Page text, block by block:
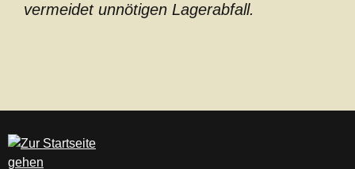
vermeidet unnötigen Lagerabfall.